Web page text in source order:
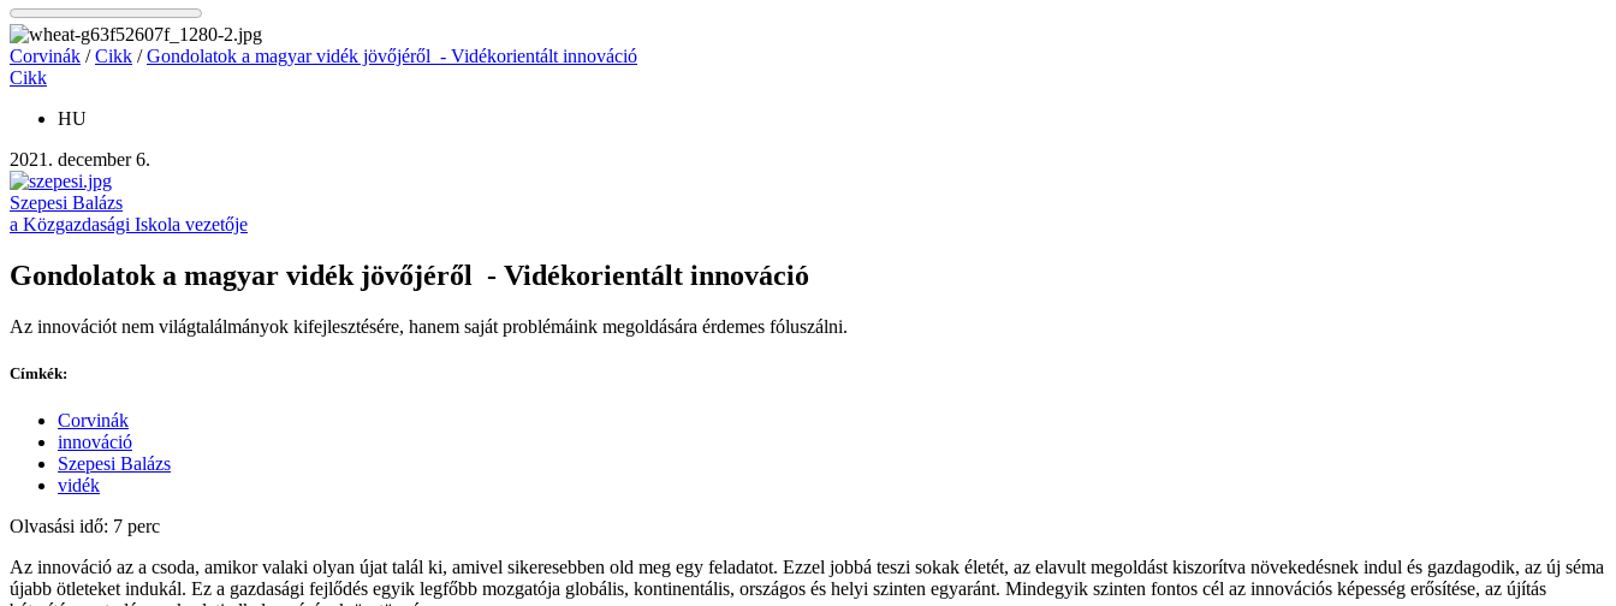
Corvinák /Cikk /Gondolatok a magyar vidék jövőjéről - Vidékorientált innováció
Cikk
HU
2021. december 6.
Szepesi Balázs
a Közgazdasági Iskola vezetője
Gondolatok a magyar vidék jövőjéről - Vidékorientált innováció
Az innovációt nem világtalálmányok kifejlesztésére, hanem saját problémáink megoldására érdemes fóluszálni.
Címkék:
Corvinák
innováció
Szepesi Balázs
vidék
Olvasási idő: 7 perc
Az innováció az a csoda, amikor valaki olyan újat talál ki, amivel sikeresebben old meg egy feladatot. Ezzel jobbá teszi sokak életét, az elavult megoldást kiszorítva növekedésnek indul és gazdagodik, az új séma
újabb ötleteket indukál. Ez a gazdasági fejlődés egyik legfőbb mozgatója globális, kontinentális, országos és helyi szinten egyaránt. Mindegyik szinten fontos cél az innovációs képesség erősítése, az újítás